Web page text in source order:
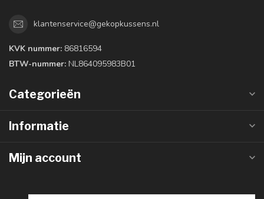
klantenservice@gekopkussens.nl
KVK nummer: 86816594
BTW-nummer: NL864095983B01
Categorieën
Informatie
Mijn account